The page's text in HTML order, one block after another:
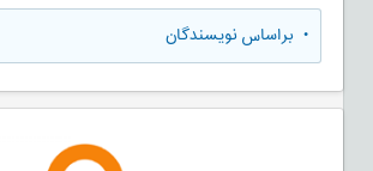
• براساس نویسندگان